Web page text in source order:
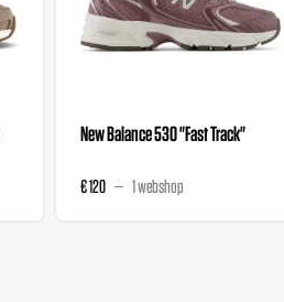
New Balance 530 "Fast Track"
€ 120 1 webshop